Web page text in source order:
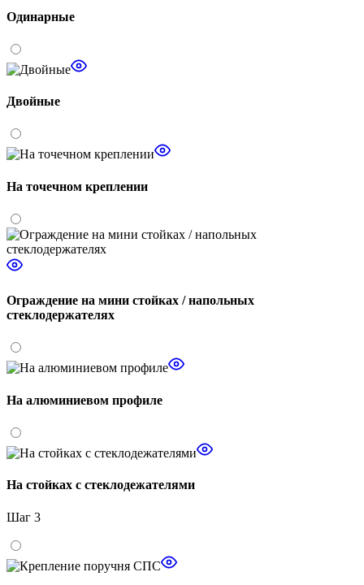
Одинарные
Двойные
На точечном креплении
Ограждение на мини стойках / напольных
стеклодержателях
На алюминиевом профиле
На стойках с стеклодежателями
Шаг 3